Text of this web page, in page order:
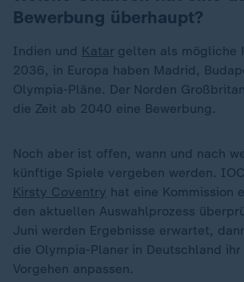
Bewerbung überhaupt?
Indien und Katar gelten als mögliche
2036, in Europa haben Madrid,
Olympia-Pläne. Der Norden
die Zeit ab 2040 eine Bewerbung.
Noch aber ist offen, wann und nach
künftige Spiele vergeben werden.
Kirsty Coventry hat eine Kommission
den aktuellen Auswahlprozess
Juni werden Ergebnisse erwartet,
die Olympia-Planer in Deutschland ihr
Vorgehen anpassen.